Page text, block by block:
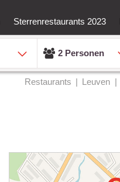
Sterrenrestaurants 2023
2 Personen
Restaurants Leuven